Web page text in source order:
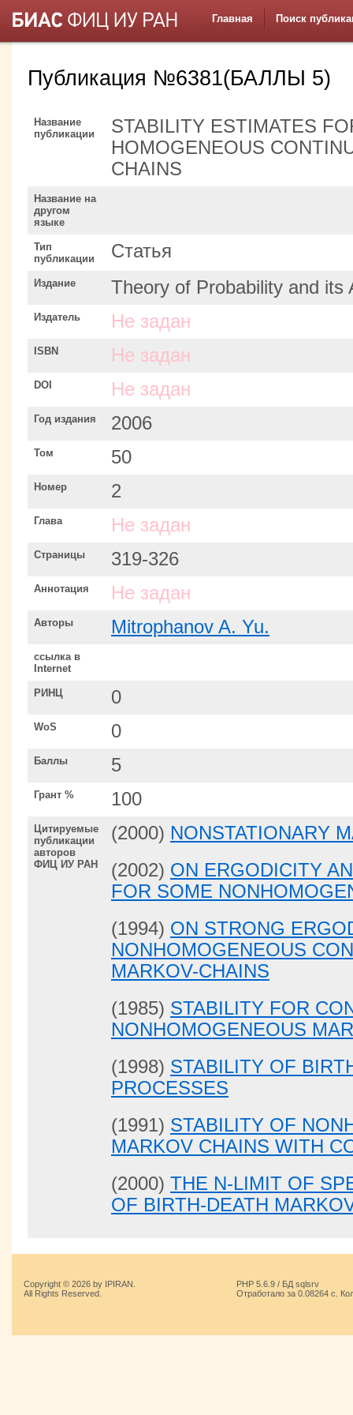
Главная Поиск
Публикация №6381(БАЛЛЫ 5)
Название
публикации
STABILITY ESTIMATES
HOMOGENEOUS
CHAINS
Название на
другом
языке
Тип
публикации
Статья
Издание Theory of Probability and its
Издатель Не задан
ISBN Не задан
DOI Не задан
Год издания 2006
Том 50
Номер 2
Глава Не задан
Страницы 319-326
Аннотация Не задан
Авторы Mitrophanov A. Yu.
ссылка в
Internet
РИНЦ 0
WoS 0
Баллы 5
Грант % 100
Цитируемые
публикации
авторов
ФИЦ ИУ РАН
(2000) NONSTATIONARY
(2002) ON ERGODICITY
FOR SOME
(1994) ON STRONG
NONHOMOGENEOUS
MARKOV-CHAINS
(1985) STABILITY FOR
NONHOMOGENEOUS
(1998) STABILITY OF
PROCESSES
(1991) STABILITY OF
MARKOV CHAINS WITH
(2000) THE N-LIMIT OF
OF BIRTH-DEATH
Copyright © 2026 by IPIRAN.
All Rights Reserved.
PHP 5.6.9 / БД sqlsrv
Отработало за 0.08264 с.